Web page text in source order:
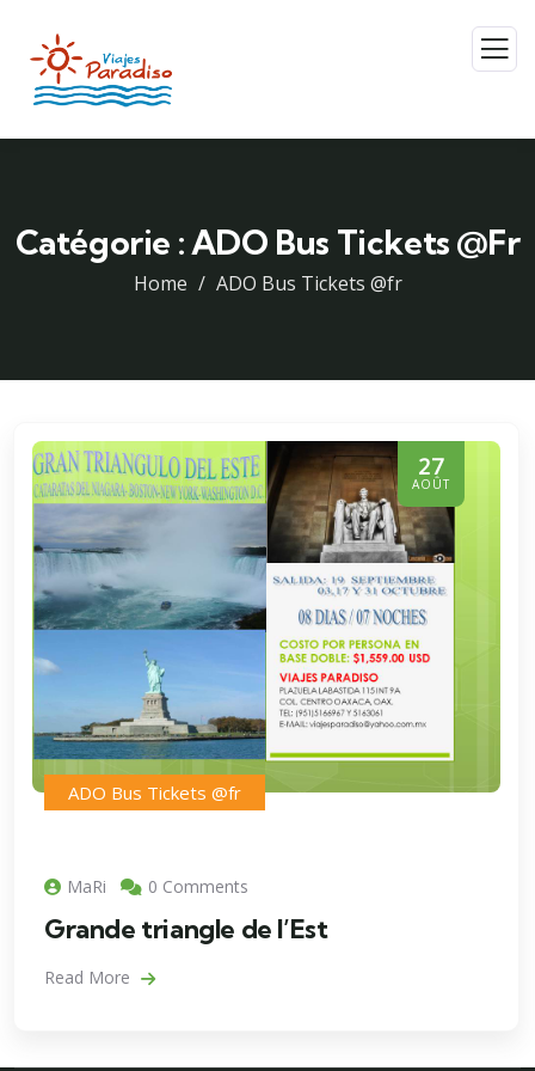
Catégorie :ADO Bus Tickets @fr
Home ADO Bus Tickets @fr
27
AOÛT
ADO Bus Tickets @fr
MaRi 0 Comments
Grande triangle de l’Est
Read More